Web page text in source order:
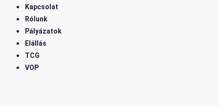
Kapcsolat
Rólunk
Pályázatok
Elállás
TCG
VOP